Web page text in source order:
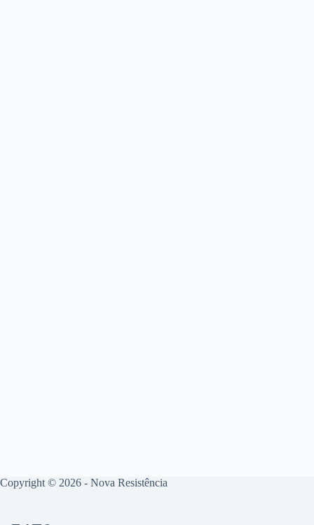
Copyright © 2026 - Nova Resistência